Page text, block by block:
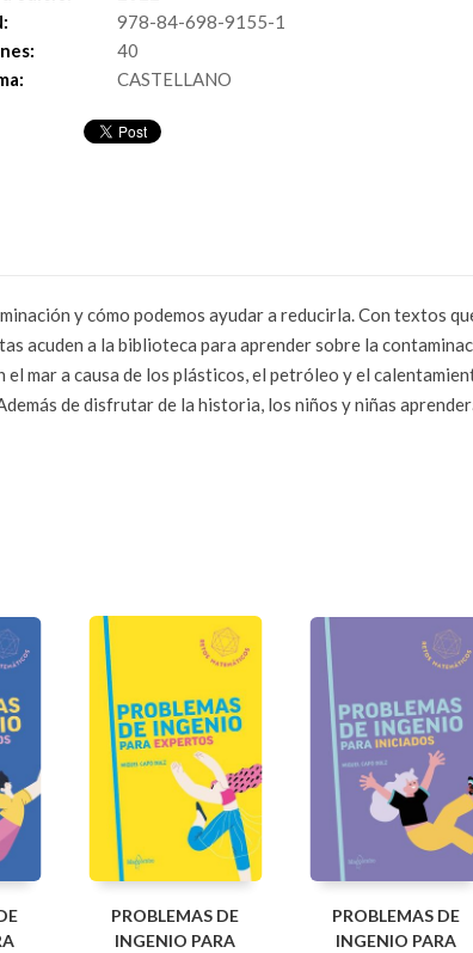
978-84-698-9155-1
40
CASTELLANO
y cómo podemos ayudar a reducirla. Con textos
acuden a la biblioteca para aprender sobre la
el mar a causa de los plásticos, el petróleo y el
de disfrutar de la historia, los niños y niñas
PROBLEMAS DE
INGENIO PARA
PROBLEMAS DE
INGENIO PARA